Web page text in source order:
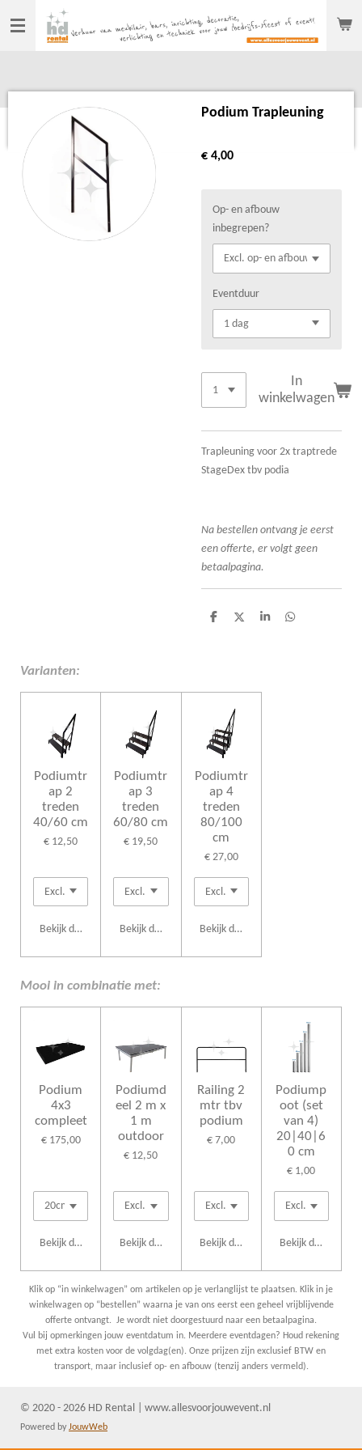
Ga
direct
hoofdinhoud
Podium Trapleuning
€ 4,00
Op- en afbouw
inbegrepen?
Eventduur
In
winkelwagen
Trapleuning voor 2x traptrede
StageDex tbv podia
Na bestellen ontvang je eerst
een offerte, er volgt geen
betaalpagina.
D
D
S
D
Varianten:
Podiumtr
ap 2
treden
40/60 cm
€ 12,50
Bekijk details
Podiumtr
ap 3
treden
60/80 cm
€ 19,50
Bekijk details
Podiumtr
ap 4
treden
80/100
cm
€ 27,00
Bekijk details
Mooi in combinatie met:
Podium
4x3
compleet
€ 175,00
Bekijk details
Podiumd
eel 2 m x
1 m
outdoor
€ 12,50
Bekijk details
Railing 2
mtr tbv
podium
€ 7,00
Bekijk details
Podiump
oot (set
van 4)
20|40|6
0 cm
€ 1,00
Bekijk details
Klik op “in winkelwagen” om artikelen op je verlanglijst te plaatsen. Klik in je
winkelwagen op “bestellen” waarna je van ons eerst een geheel vrijblijvende
offerte ontvangt. Je wordt niet doorgestuurd naar een betaalpagina.
Vul bij opmerkingen jouw eventdatum in. Meerdere eventdagen? Houd rekening
met extra kosten voor de volgdag(en). Onze prijzen zijn exclusief BTW en
transport, maar inclusief op- en afbouw (tenzij anders vermeld).
© 2020 - 2026 HD Rental | www.allesvoorjouwevent.nl
Powered by JouwWeb